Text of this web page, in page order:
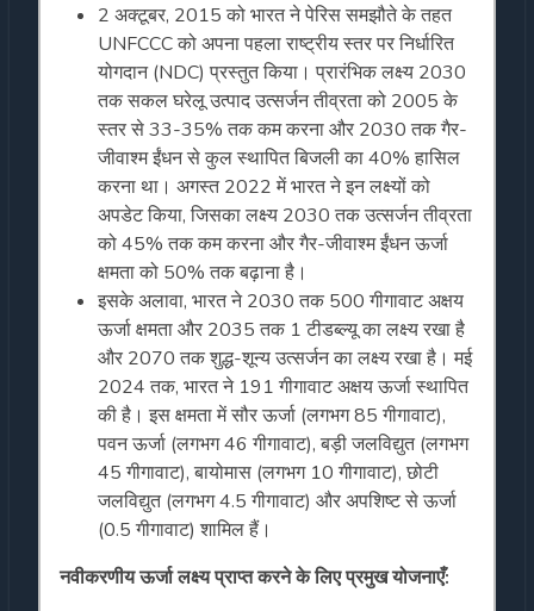
2 अक्टूबर, 2015 को भारत ने पेरिस समझौते के तहत
UNFCCC को अपना पहला राष्ट्रीय स्तर पर निर्धारित
योगदान (NDC) प्रस्तुत किया। प्रारंभिक लक्ष्य 2030
तक सकल घरेलू उत्पाद उत्सर्जन तीव्रता को 2005 के
स्तर से 33-35% तक कम करना और 2030 तक गैर-
जीवाश्म ईंधन से कुल स्थापित बिजली का 40% हासिल
करना था। अगस्त 2022 में भारत ने इन लक्ष्यों को
अपडेट किया, जिसका लक्ष्य 2030 तक उत्सर्जन तीव्रता
को 45% तक कम करना और गैर-जीवाश्म ईंधन ऊर्जा
क्षमता को 50% तक बढ़ाना है।
इसके अलावा, भारत ने 2030 तक 500 गीगावाट अक्षय
ऊर्जा क्षमता और 2035 तक 1 टीडब्ल्यू का लक्ष्य रखा है
और 2070 तक शुद्ध-शून्य उत्सर्जन का लक्ष्य रखा है। मई
2024 तक, भारत ने 191 गीगावाट अक्षय ऊर्जा स्थापित
की है। इस क्षमता में सौर ऊर्जा (लगभग 85 गीगावाट),
पवन ऊर्जा (लगभग 46 गीगावाट), बड़ी जलविद्युत (लगभग
45 गीगावाट), बायोमास (लगभग 10 गीगावाट), छोटी
जलविद्युत (लगभग 4.5 गीगावाट) और अपशिष्ट से ऊर्जा
(0.5 गीगावाट) शामिल हैं।
नवीकरणीय ऊर्जा लक्ष्य प्राप्त करने के लिए प्रमुख योजनाएँ: